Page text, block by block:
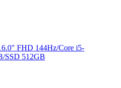
FHD 144Hz/Core i5-
SSD 512GB